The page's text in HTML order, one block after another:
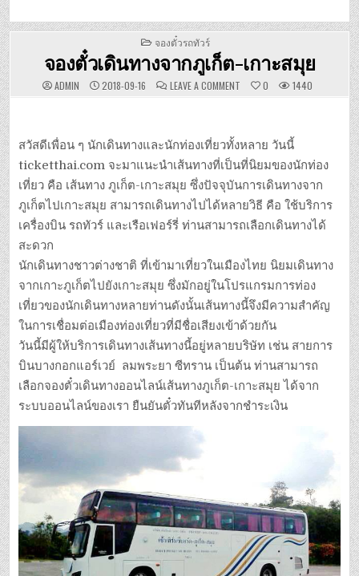
POSTED
IN
จองตั๋วรถทัวร์
จองตั๋วเดินทางจากภูเก็ต-เกาะสมุย
ADMIN 2018-09-16 LEAVE A COMMENTON
จอง
ภูเก็ต-
เกาะสมุย
0 1440
สวัสดีเพื่อน ๆ นักเดินทางและนักท่องเที่ยวทั้งหลาย วันนี้
ticketthai.com จะมาแนะนำเส้นทางที่เป็นที่นิยมของนักท่อง
เที่ยว คือ เส้นทาง ภูเก็ต-เกาะสมุย ซึ่งปัจจุบันการเดินทางจาก
ภูเก็ตไปเกาะสมุย สามารถเดินทางไปได้หลายวิธี คือ ใช้บริการ
เครื่องบิน รถทัวร์ และเรือเฟอร์รี่ ท่านสามารถเลือกเดินทางได้
สะดวก
นักเดินทางชาวต่างชาติ ที่เข้ามาเที่ยวในเมืองไทย นิยมเดินทาง
จากเกาะภูเก็ตไปยังเกาะสมุย ซึ่งมักอยู่ในโปรแกรมการท่อง
เที่ยวของนักเดินทางหลายท่านดังนั้นเส้นทางนี้จึงมีความสำคัญ
ในการเชื่อมต่อเมืองท่องเที่ยวที่มีชื่อเสียงเข้าด้วยกัน
วันนี้มีผู้ให้บริการเดินทางเส้นทางนี้อยู่หลายบริษัท เช่น สายการ
บินบางกอกแอร์เวย์ ลมพระยา ซีทราน เป็นต้น ท่านสามารถ
เลือกจองตั๋วเดินทางออนไลน์เส้นทางภูเก็ต-เกาะสมุย ได้จาก
ระบบออนไลน์ของเรา ยืนยันตั๋วทันทีหลังจากชำระเงิน